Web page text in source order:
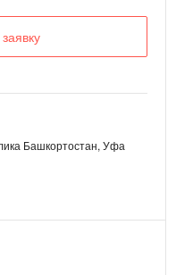
Башкортостан, Уфа